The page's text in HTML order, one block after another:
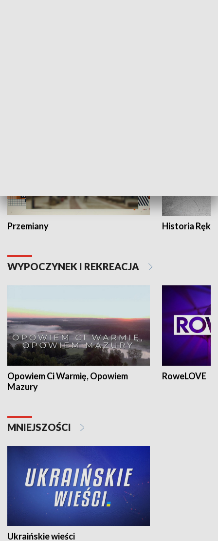
Przemiany Historia Ręką
WYPOCZYNEK I REKREACJA
Opowiem Ci Warmię, Opowiem
Mazury
RoweLOVE
MNIEJSZOŚCI
Ukraińskie wieści